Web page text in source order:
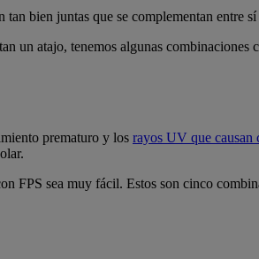
bien juntas que se complementan entre
un atajo, tenemos algunas combinaciones
prematuro y los rayos UV que causan
FPS sea muy fácil. Estos son cinco